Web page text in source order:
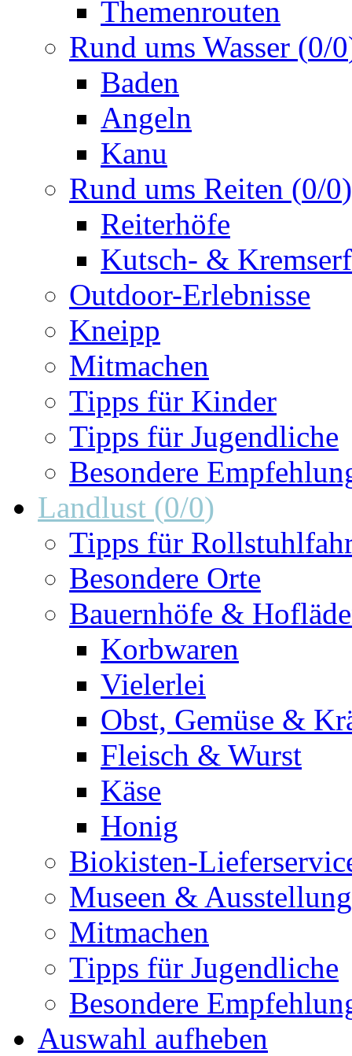
Themenrouten
Rund ums Wasser (0/0
Baden
Angeln
Kanu
Rund ums Reiten (0/0)
Reiterhöfe
Kutsch- &
Outdoor-Erlebnisse
Kneipp
Mitmachen
Tipps für Kinder
Tipps für Jugendliche
Besondere
Landlust (0/0)
Tipps für
Besondere Orte
Bauernhöfe &
Korbwaren
Vielerlei
Obst, Gemüse &
Fleisch & Wurst
Käse
Honig
Biokisten-
Museen &
Mitmachen
Tipps für Jugendliche
Besondere
Auswahl aufheben